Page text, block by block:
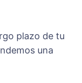
plazo de tu
una